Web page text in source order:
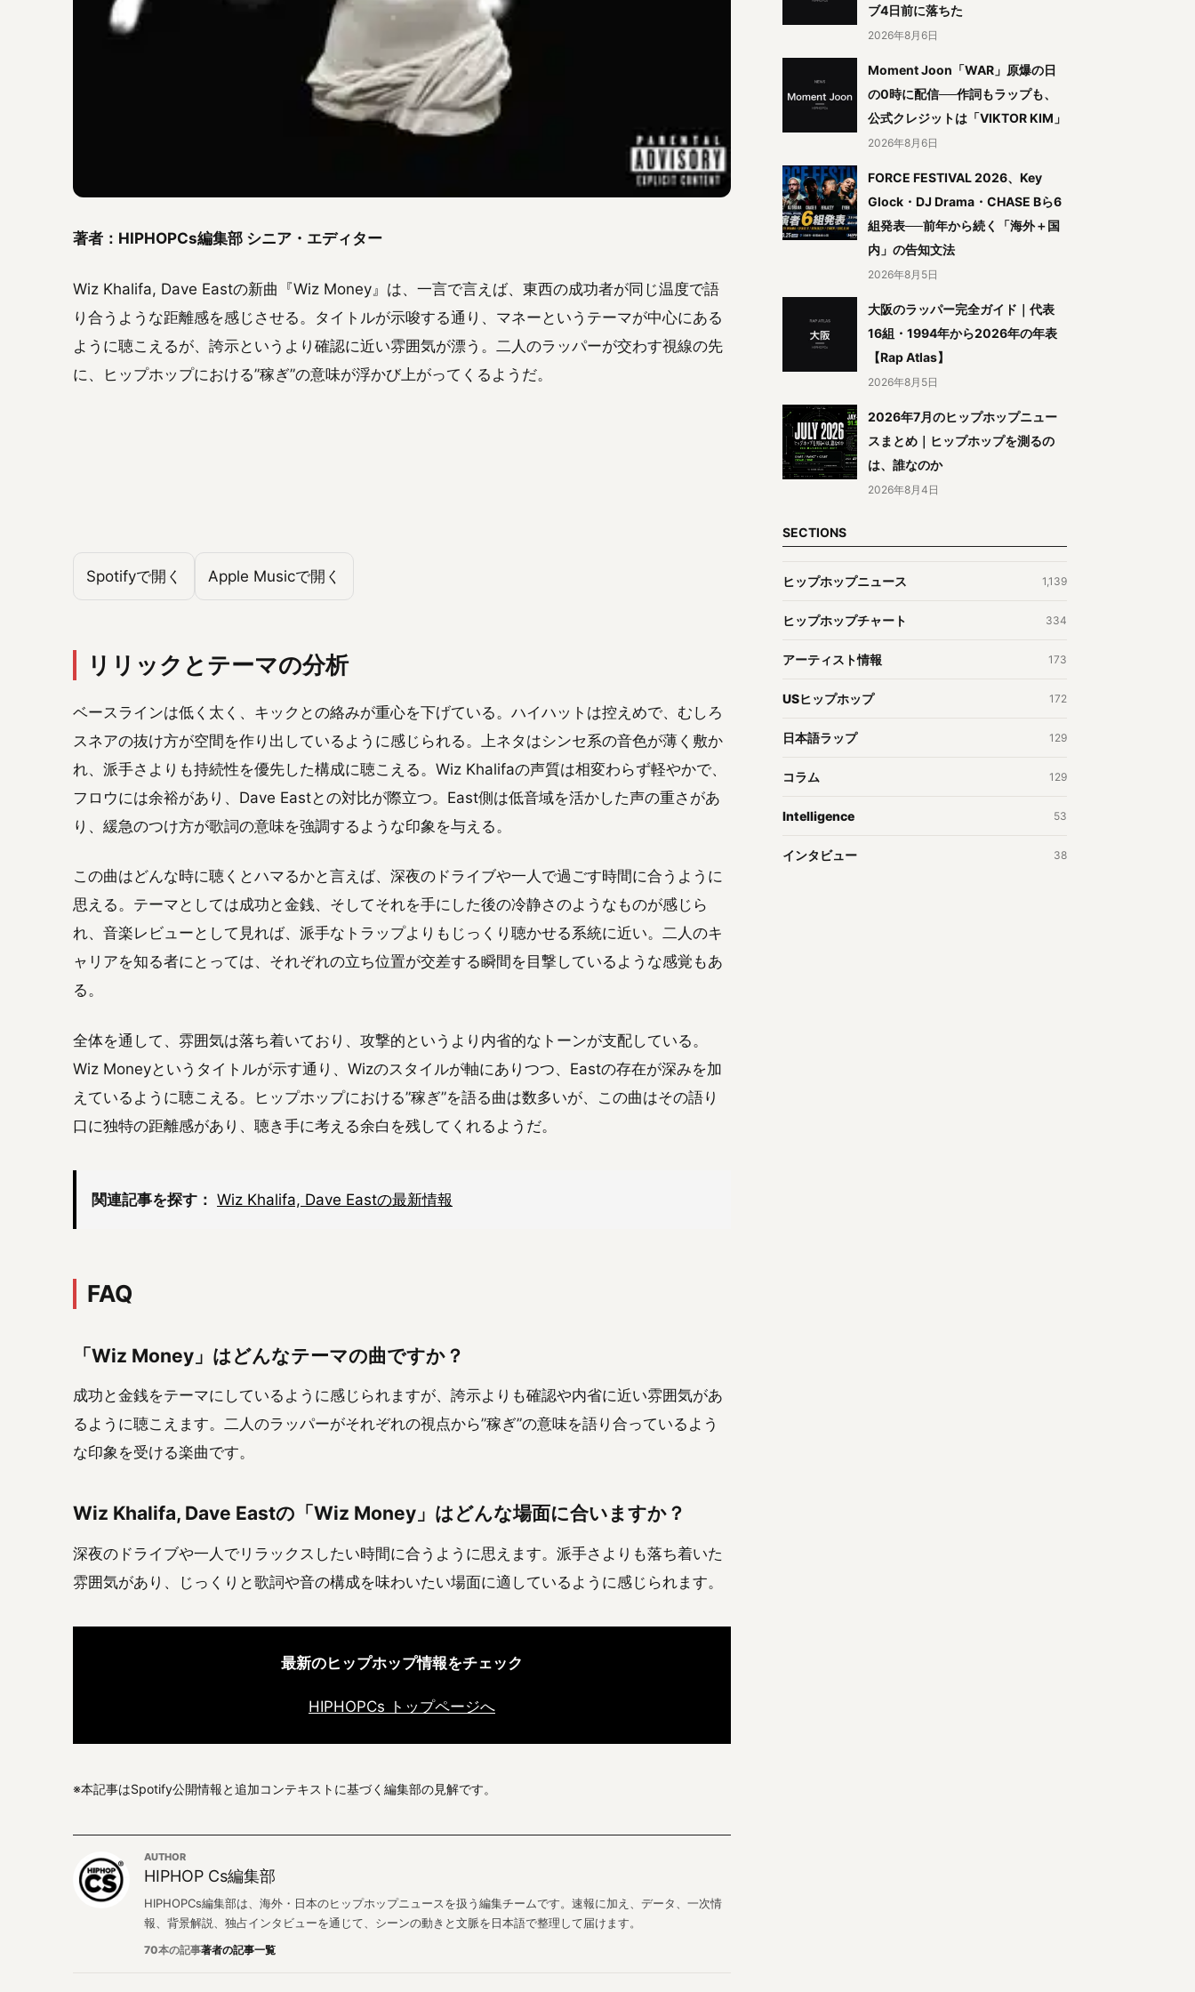
著者：HIPHOPCs編集部 シニア・エディター
Wiz Khalifa, Dave Eastの新曲『Wiz Money』は、一言で言えば、東西の成功者が同じ温度で語
り合うような距離感を感じさせる。タイトルが示唆する通り、マネーというテーマが中心にある
ように聴こえるが、誇示というより確認に近い雰囲気が漂う。二人のラッパーが交わす視線の先
に、ヒップホップにおける”稼ぎ”の意味が浮かび上がってくるようだ。
Spotifyで開く Apple Musicで開く
リリックとテーマの分析
ベースラインは低く太く、キックとの絡みが重心を下げている。ハイハットは控えめで、むしろ
スネアの抜け方が空間を作り出しているように感じられる。上ネタはシンセ系の音色が薄く敷か
れ、派手さよりも持続性を優先した構成に聴こえる。Wiz Khalifaの声質は相変わらず軽やかで、
フロウには余裕があり、Dave Eastとの対比が際立つ。East側は低音域を活かした声の重さがあ
り、緩急のつけ方が歌詞の意味を強調するような印象を与える。
この曲はどんな時に聴くとハマるかと言えば、深夜のドライブや一人で過ごす時間に合うように
思える。テーマとしては成功と金銭、そしてそれを手にした後の冷静さのようなものが感じら
れ、音楽レビューとして見れば、派手なトラップよりもじっくり聴かせる系統に近い。二人のキ
ャリアを知る者にとっては、それぞれの立ち位置が交差する瞬間を目撃しているような感覚もあ
る。
全体を通して、雰囲気は落ち着いており、攻撃的というより内省的なトーンが支配している。
Wiz Moneyというタイトルが示す通り、Wizのスタイルが軸にありつつ、Eastの存在が深みを加
えているように聴こえる。ヒップホップにおける”稼ぎ”を語る曲は数多いが、この曲はその語り
口に独特の距離感があり、聴き手に考える余白を残してくれるようだ。
関連記事を探す： Wiz Khalifa, Dave Eastの最新情報
FAQ
「Wiz Money」はどんなテーマの曲ですか？
成功と金銭をテーマにしているように感じられますが、誇示よりも確認や内省に近い雰囲気があ
るように聴こえます。二人のラッパーがそれぞれの視点から”稼ぎ”の意味を語り合っているよう
な印象を受ける楽曲です。
Wiz Khalifa, Dave Eastの「Wiz Money」はどんな場面に合いますか？
深夜のドライブや一人でリラックスしたい時間に合うように思えます。派手さよりも落ち着いた
雰囲気があり、じっくりと歌詞や音の構成を味わいたい場面に適しているように感じられます。
最新のヒップホップ情報をチェック
HIPHOPCs トップページへ
※本記事はSpotify公開情報と追加コンテキストに基づく編集部の見解です。
AUTHOR
HIPHOP Cs編集部
HIPHOPCs編集部は、海外・日本のヒップホップニュースを扱う編集チームです。速報に加え、データ、一次情
報、背景解説、独占インタビューを通じて、シーンの動きと文脈を日本語で整理して届けます。
70本の記事著者の記事一覧
ブ4日前に落ちた
2026年8月6日
Moment Joon「WAR」原爆の日
の0時に配信──作詞もラップも、
公式クレジットは「VIKTOR KIM」
2026年8月6日
FORCE FESTIVAL 2026、Key
Glock・DJ Drama・CHASE Bら6
組発表──前年から続く「海外＋国
内」の告知文法
2026年8月5日
大阪のラッパー完全ガイド｜代表
16組・1994年から2026年の年表
【Rap Atlas】
2026年8月5日
2026年7月のヒップホップニュー
スまとめ｜ヒップホップを測るの
は、誰なのか
2026年8月4日
SECTIONS
ヒップホップニュース 1,139
ヒップホップチャート 334
アーティスト情報 173
USヒップホップ 172
日本語ラップ 129
コラム 129
Intelligence 53
インタビュー 38